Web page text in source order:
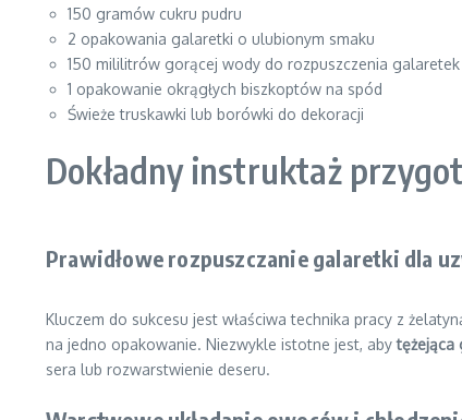
150 gramów cukru pudru
2 opakowania galaretki o ulubionym smaku
150 mililitrów gorącej wody do rozpuszczenia galaretek
1 opakowanie okrągłych biszkoptów na spód
Świeże truskawki lub borówki do dekoracji
Dokładny instruktaż
Prawidłowe rozpuszczanie galaretki dla
Kluczem do sukcesu jest właściwa technika pracy z
na jedno opakowanie. Niezwykle istotne jest, abytężejąca
sera lub rozwarstwienie deseru.